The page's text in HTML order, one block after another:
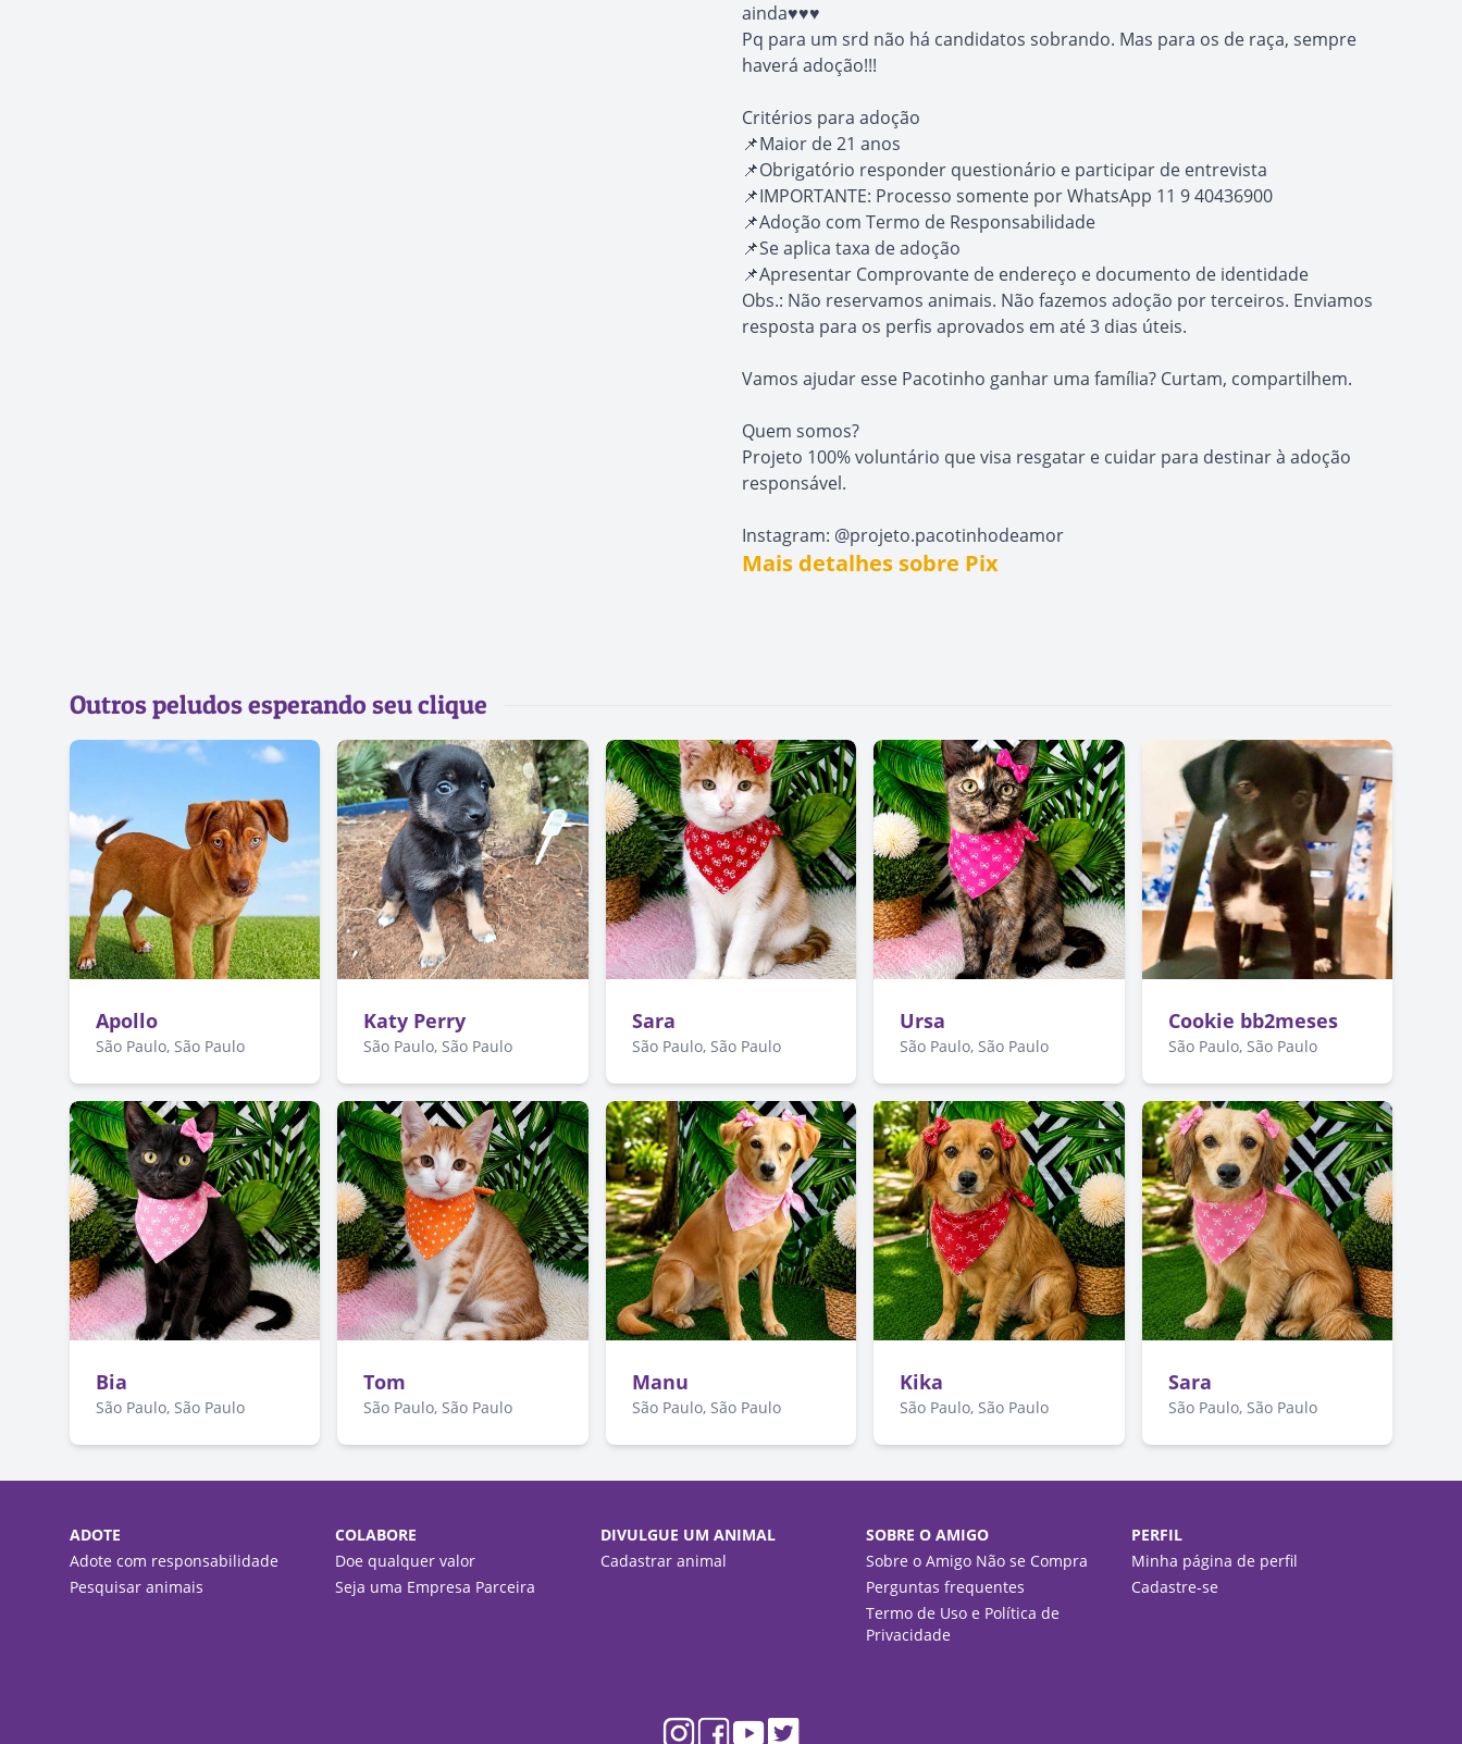
ainda♥️♥️♥️
Pq para um srd não há candidatos sobrando. Mas para os de raça, sempre
haverá adoção!!!
Critérios para adoção
📌Maior de 21 anos
📌Obrigatório responder questionário e participar de entrevista
📌IMPORTANTE: Processo somente por WhatsApp 11 9 40436900
📌Adoção com Termo de Responsabilidade
📌Se aplica taxa de adoção
📌Apresentar Comprovante de endereço e documento de identidade
Obs.: Não reservamos animais. Não fazemos adoção por terceiros. Enviamos
resposta para os perfis aprovados em até 3 dias úteis.
Vamos ajudar esse Pacotinho ganhar uma família? Curtam, compartilhem.
Quem somos?
Projeto 100% voluntário que visa resgatar e cuidar para destinar à adoção
responsável.
Instagram: @projeto.pacotinhodeamor
Mais detalhes sobre Pix
Outros peludos esperando seu clique
Apollo
São Paulo, São Paulo
Katy Perry
São Paulo, São Paulo
Sara
São Paulo, São Paulo
Ursa
São Paulo, São Paulo
Cookie bb2meses
São Paulo, São Paulo
Bia
São Paulo, São Paulo
Tom
São Paulo, São Paulo
Manu
São Paulo, São Paulo
Kika
São Paulo, São Paulo
Sara
São Paulo, São Paulo
ADOTE
Adote com responsabilidade
Pesquisar animais
COLABORE
Doe qualquer valor
Seja uma Empresa Parceira
DIVULGUE UM ANIMAL
Cadastrar animal
SOBRE O AMIGO
Sobre o Amigo Não se Compra
Perguntas frequentes
Termo de Uso e Política de
Privacidade
PERFIL
Minha página de perfil
Cadastre-se